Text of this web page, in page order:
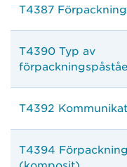
T4387
T4390 Typ av
T4392
T4394